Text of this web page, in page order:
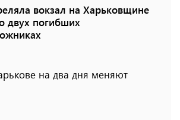
вокзал на Харьковщине
двух погибших
на два дня меняют